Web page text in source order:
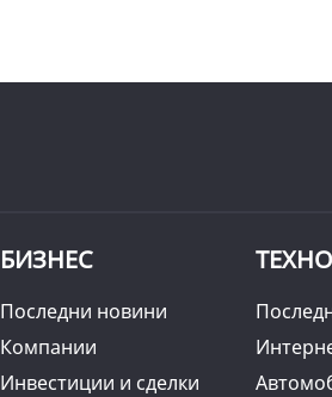
БИЗНЕС
Последни новини
Компании
Инвестиции и сделки